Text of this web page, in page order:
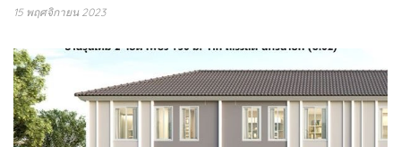
15 พฤศจิกายน 2023